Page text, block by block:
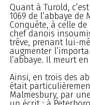
Quant à Turold,
1069 de l’abbaye
Conquête, à celle
chef danois
trêve, prenant lui-
augmenter
l’abbaye. Il meurt en
Ainsi, en trois des
était
Malmesbury, par